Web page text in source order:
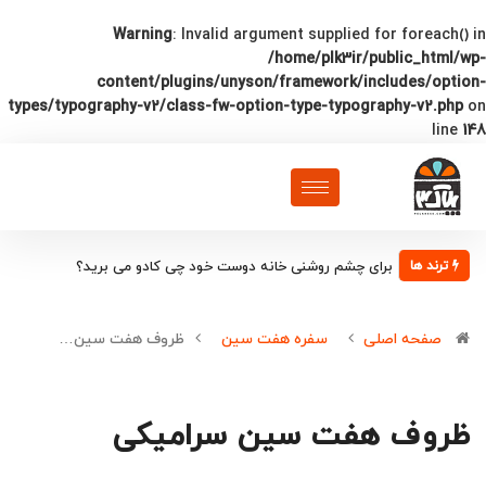
Warning: Invalid argument supplied for foreach() in
/home/plk3ir/public_html/wp-
content/plugins/unyson/framework/includes/option-
types/typography-v2/class-fw-option-type-typography-v2.phpon
line 148
ترند ها برای چشم روشنی خانه دوست خود چی کادو می برید؟
صفحه اصلی سفره هفت سین ظروف هفت سین…
ظروف هفت سین سرامیکی